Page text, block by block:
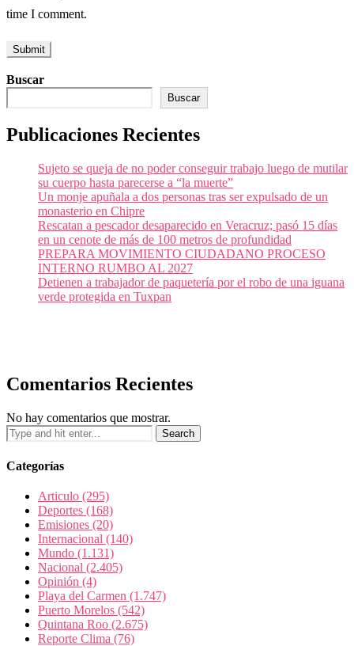
time I comment.
Buscar
Buscar
Publicaciones Recientes
Sujeto se queja de no poder conseguir trabajo luego de mutilar
su cuerpo hasta parecerse a “la muerte”
Un monje apuñala a dos personas tras ser expulsado de un
monasterio en Chipre
Rescatan a pescador desaparecido en Veracruz; pasó 15 días
en un cenote de más de 100 metros de profundidad
PREPARA MOVIMIENTO CIUDADANO PROCESO
INTERNO RUMBO AL 2027
Detienen a trabajador de paquetería por el robo de una iguana
verde protegida en Tuxpan
Comentarios Recientes
No hay comentarios que mostrar.
Categorías
Articulo (295)
Deportes (168)
Emisiones (20)
Internacional (140)
Mundo (1.131)
Nacional (2.405)
Opinión (4)
Playa del Carmen (1.747)
Puerto Morelos (542)
Quintana Roo (2.675)
Reporte Clima (76)